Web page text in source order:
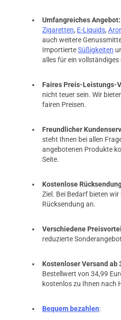
Umfangreiches Angebot:
Zigaretten, E-Liquids,
auch weitere
ImportierteSüßigkeiten
alles für ein vollständiges
Faires Preis-Leistungs-
nicht teuer sein. Wir
fairen Preisen.
Freundlicher
steht Ihnen bei allen
angebotenen Produkte
Seite.
Kostenlose
Ziel. Bei Bedarf bieten
Rücksendung an.
Verschiedene
reduzierte
Kostenloser Versand ab
Bestellwert von 34,99
kostenlos zu Ihnen nach
Bequem bezahlen: